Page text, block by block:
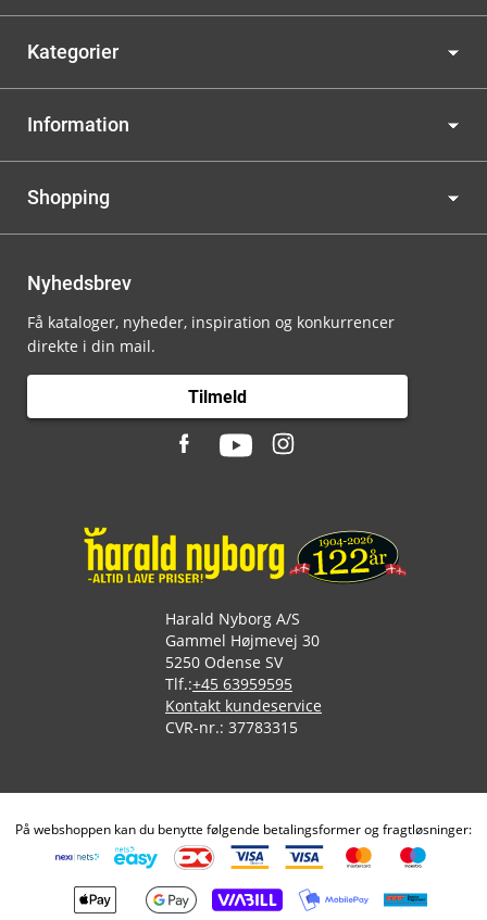
Kategorier
Information
Shopping
Nyhedsbrev
Få kataloger, nyheder, inspiration og konkurrencer
direkte i din mail.
Tilmeld
Harald Nyborg A/S
Gammel Højmevej 30
5250 Odense SV
Tlf.:+45 63959595
Kontakt kundeservice
CVR-nr.: 37783315
På webshoppen kan du benytte følgende betalingsformer og fragtløsninger: